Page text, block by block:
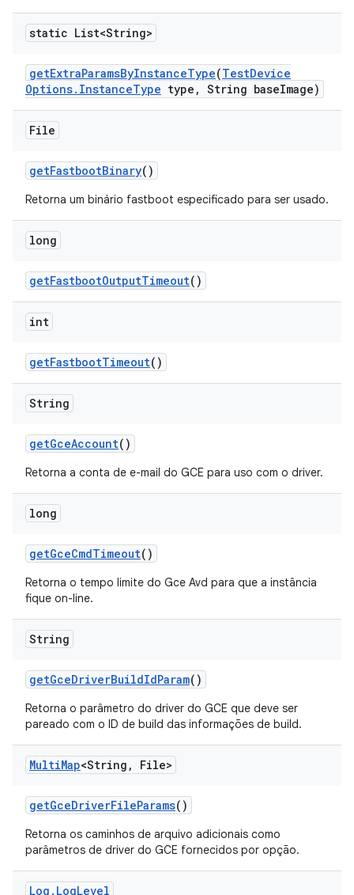
static List<String>
getExtraParamsByInstanceType(TestDevice
Options. InstanceType type , String baseImage)
File
getFastbootBinary()
Retorna um binário fastboot especificado para ser usado.
long
getFastbootOutputTimeout()
int
getFastbootTimeout()
String
getGceAccount()
Retorna a conta de e-mail do GCE para uso com o driver.
long
getGceCmdTimeout()
Retorna o tempo limite do Gce Avd para que a instância
fique on-line.
String
getGceDriverBuildIdParam()
Retorna o parâmetro do driver do GCE que deve ser
pareado com o ID de build das informações de build.
MultiMap<String , File>
getGceDriverFileParams()
Retorna os caminhos de arquivo adicionais como
parâmetros de driver do GCE fornecidos por opção.
Log . LogLevel